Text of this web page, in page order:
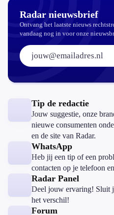
Radar nieuwsbrief
Ontvang het laatste nieuws
vandaag nog in voor onze
E-mailadres:
Tip de redactie
Jouw suggestie, onze
nieuwe consumenten
en de site van Radar.
WhatsApp
Heb jij een tip of een
contacten op je telefoon
Radar Panel
Deel jouw ervaring! Sluit
het verschil!
Forum